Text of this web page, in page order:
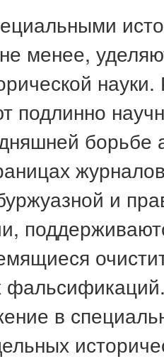
менее,
подлинно
борьбе
и
в